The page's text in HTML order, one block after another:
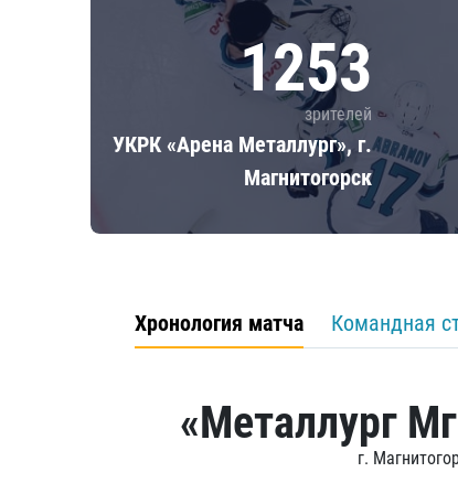
1253
зрителей
УКРК «Арена Металлург», г.
Магнитогорск
Хронология матча Командная
«Металлург
г.